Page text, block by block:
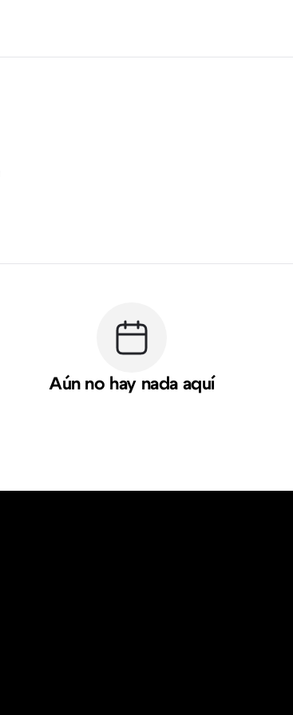
Aún no hay nada aquí